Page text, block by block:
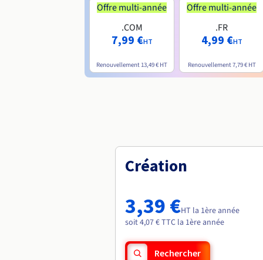
Offre multi-année
.COM
7,99 €HT
Renouvellement 13,49 € HT
Offre multi-année
.FR
4,99 €HT
Renouvellement7,79 € HT
Création
3,39 €HT la 1ère année
soit 4,07 € TTC la 1ère année
Rechercher